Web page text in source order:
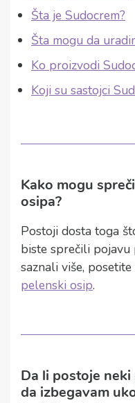
Šta je Sudocrem?
Šta mogu da
Ko proizvodi
Koji su sastojci
Kako mogu
osipa?
Postoji dosta toga
biste sprečili pojavu
saznali više,
pelenski osip.
Da li postoje
da izbegavam